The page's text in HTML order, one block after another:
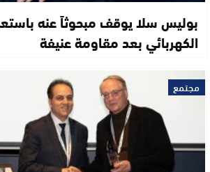
بوليس سلا يوقف مبحوثاً عنه
الكهربائي بعد مقاومة عنيفة
مجتمع